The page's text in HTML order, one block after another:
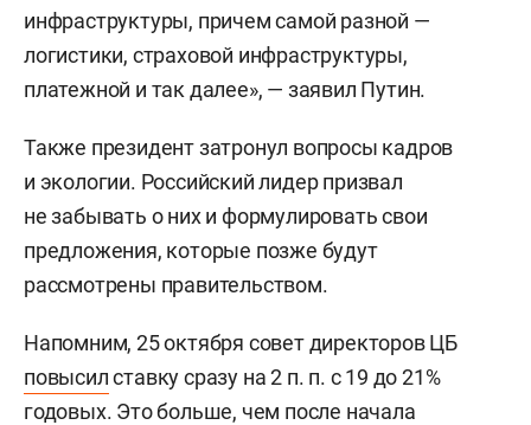
инфраструктуры, причем самой разной —
логистики, страховой инфраструктуры,
платежной и так далее», — заявил Путин.
Также президент затронул вопросы кадров
и экологии. Российский лидер призвал
не забывать о них и формулировать свои
предложения, которые позже будут
рассмотрены правительством.
Напомним, 25 октября совет директоров ЦБ
повысилставку сразу на 2 п. п. с 19 до 21%
годовых. Это больше, чем после начала